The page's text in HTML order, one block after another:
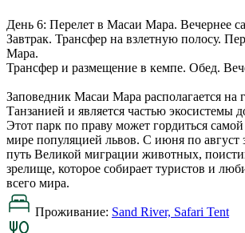
День 6: Перелет в Масаи Мара. Вечернее
Завтрак. Трансфер на взлетную полосу.
Мара.
Трансфер и размещение в кемпе. Обед.
Заповедник Масаи Мара располагается на
Танзанией и является частью экосистемы
Этот парк по праву может гордиться
мире популяцией львов. С июня по август
путь Великой миграции животных,
зрелище, которое собирает туристов и
всего мира.
Проживание: Sand River, Safari Tent